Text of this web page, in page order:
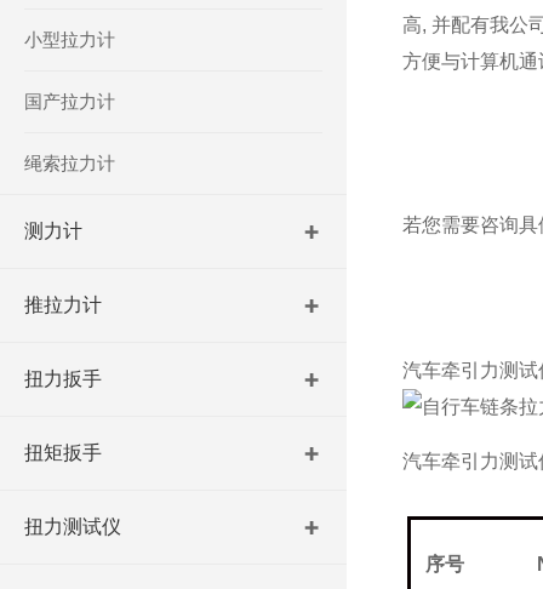
小型拉力计
国产拉力计
绳索拉力计
测力计
推拉力计
扭力扳手
扭矩扳手
扭力测试仪
高, 并配有我公
方便与计算机
若您需要咨询
汽车牵引力测试
汽车牵引力测试
序号